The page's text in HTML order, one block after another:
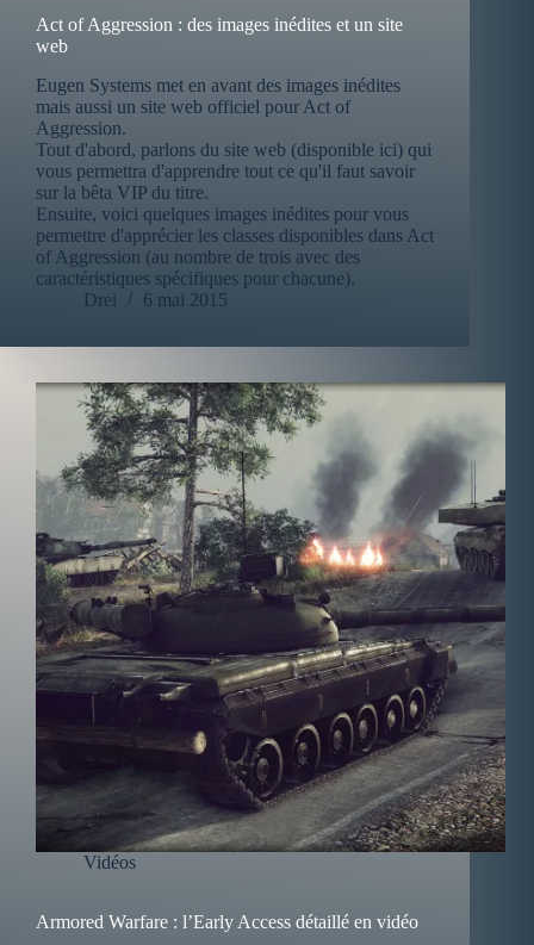
Act of Aggression : des images inédites et un site
web
Eugen Systems met en avant des images inédites
mais aussi un site web officiel pour Act of
Aggression.
Tout d'abord, parlons du site web (disponible ici) qui
vous permettra d'apprendre tout ce qu'il faut savoir
sur la bêta VIP du titre.
Ensuite, voici quelques images inédites pour vous
permettre d'apprécier les classes disponibles dans Act
of Aggression (au nombre de trois avec des
caractéristiques spécifiques pour chacune).
Drei
6 mai 2015
Vidéos
Armored Warfare : l’Early Access détaillé en vidéo